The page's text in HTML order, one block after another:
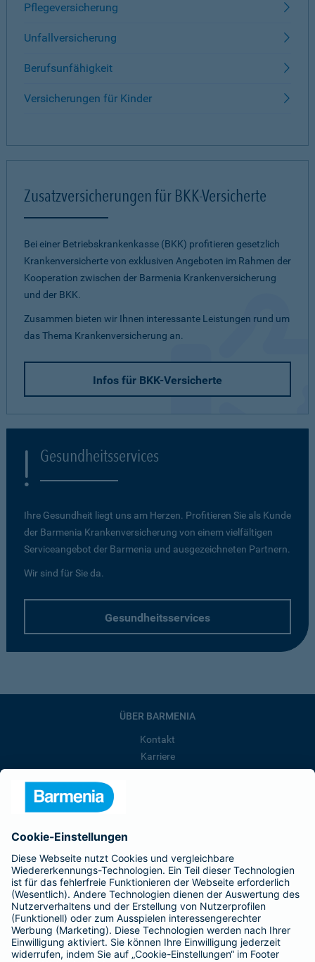
Pflegeversicherung
Unfallversicherung
Berufsunfähigkeit
Versicherungen für Kinder
Zusatzversicherungen für BKK-Versicherte
Bei einer Betriebskrankenkasse (BKK) profitieren gesetzlich
Krankenversicherte von exklusiven Angeboten im Rahmen der
Kooperation zwischen der Barmenia Krankenversicherung
und der BKK.
Zusammen bieten wir Ihnen interessante Leistungen rund um
das Thema Krankenversicherung an.
Infos für BKK-Versicherte
Gesundheitsservices
Ihre Gesundheit liegt uns am Herzen. Profitieren Sie als Kunde
der Barmenia Krankenversicherung von einem vielfältigen
Serviceangebot der Barmenia und ausgezeichneten Partnern.
Wir sind für Sie da.
Gesundheitsservices
ÜBER BARMENIA
Kontakt
Karriere
Barmenia ist Teil der BarmeniaGothaer
BELIEBTE SEITEN
Kranken-Zusatzversicherung
Tierversicherungen
Haftpflichtversicherung
Hausratversicherung